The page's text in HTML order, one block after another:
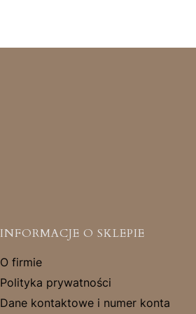
INFORMACJE O SKLEPIE
O firmie
Polityka prywatności
Dane kontaktowe i numer konta